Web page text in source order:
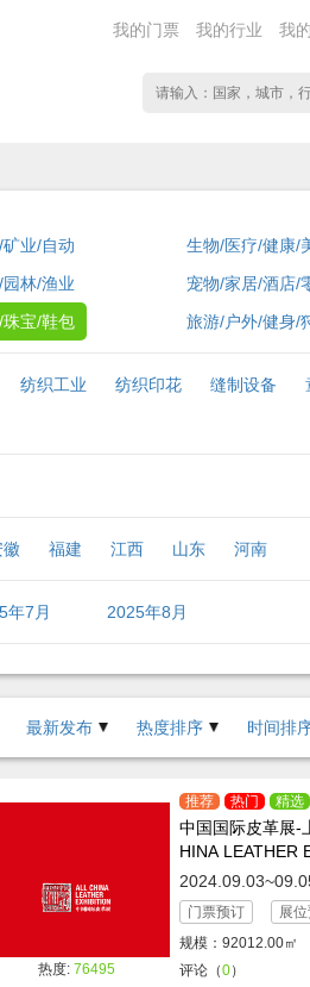
我的门票 我的行业 我
业/自动
生物/医疗/健康/
林/渔业
宠物/家居/酒店/
宝/鞋包 旅游/户外/健身/
纺织工业 纺织印花 缝制设备
徽 福建 江西 山东
河南
年7月
2025年8月
最新发布 热度排序 时间排
热度:76495
推荐 热门 精选
中国国际皮革展-
门票预订
展
规模：92012.00㎡
评论（0）